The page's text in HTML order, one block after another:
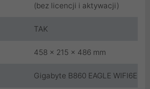
(bez licencji i aktywacji)
TAK
458 x 215 x 486 mm
Gigabyte B860 EAGLE WIFI6E